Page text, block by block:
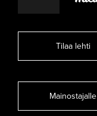
Tilaa lehti
Mainostajalle